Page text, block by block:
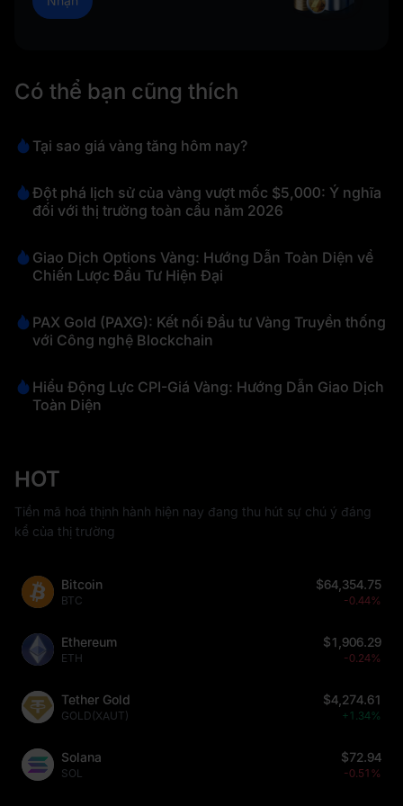
Có thể bạn cũng thích
Tại sao giá vàng tăng hôm nay?
Đột phá lịch sử của vàng vượt mốc $5,000: Ý nghĩa
đối với thị trường toàn cầu năm 2026
Giao Dịch Options Vàng: Hướng Dẫn Toàn Diện về
Chiến Lược Đầu Tư Hiện Đại
PAX Gold (PAXG): Kết nối Đầu tư Vàng Truyền thống
với Công nghệ Blockchain
Hiểu Động Lực CPI-Giá Vàng: Hướng Dẫn Giao Dịch
Toàn Diện
HOT
Tiền mã hoá thịnh hành hiện nay đang thu hút sự chú ý đáng
kể của thị trường
Bitcoin
BTC
$64,354.75
-0.44%
Ethereum
ETH
$1,906.29
-0.24%
Tether Gold
GOLD(XAUT)
$4,274.61
+1.34%
Solana
SOL
$72.94
-0.51%